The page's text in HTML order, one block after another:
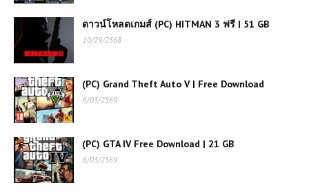
(PC) Naruto Shippuden: Ultimate
Ninja Storm 4 | Free Download
โหลดเกมส์ PC ฟรี Assetto Corsa
Competizione เกมแข่งรถ GT สมจริง
ระดับมืออาชีพที่คอซิมเรซต้องลอง
โหลดเกมส์ฟรี Crysis (PC) ตำนานเกม
ยิงกราวด์เบรกเกอร์ ยุคไหนก็ยังคงทรง
พลัง
ดาวน์โหลดเกมส์ (PC) HITMAN 3 ฟรี | 51 GB
10/29/2568
(PC) Grand Theft Auto V | Free Download
6/03/2569
(PC) GTA IV Free Download | 21 GB
6/03/2569